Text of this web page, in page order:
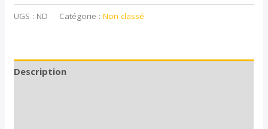
UGS : ND Catégorie :Non classé
Description